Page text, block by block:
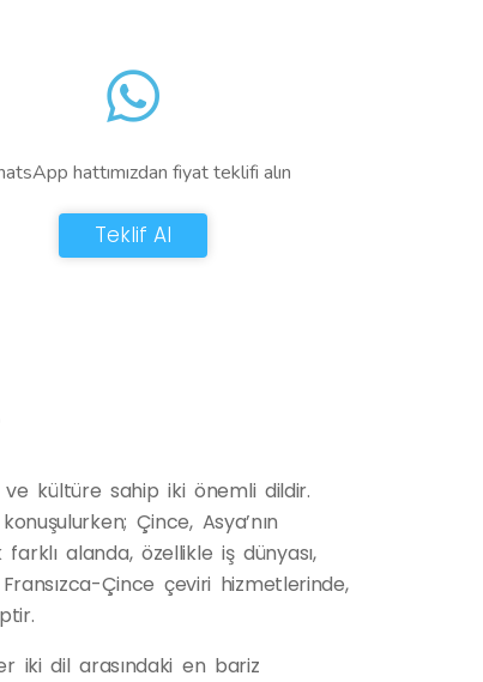
hattımızdan fiyat teklifi alın
Teklif Al
ve kültüre sahip iki önemli dildir.
Çince, Asya’nın
alanda, özellikle iş dünyası,
Çince çeviri hizmetlerinde,
iki dil arasındaki en bariz